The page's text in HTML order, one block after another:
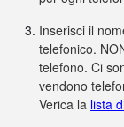
Inserisci il
telefonico.
telefono. Ci
vendono
Verica la lista